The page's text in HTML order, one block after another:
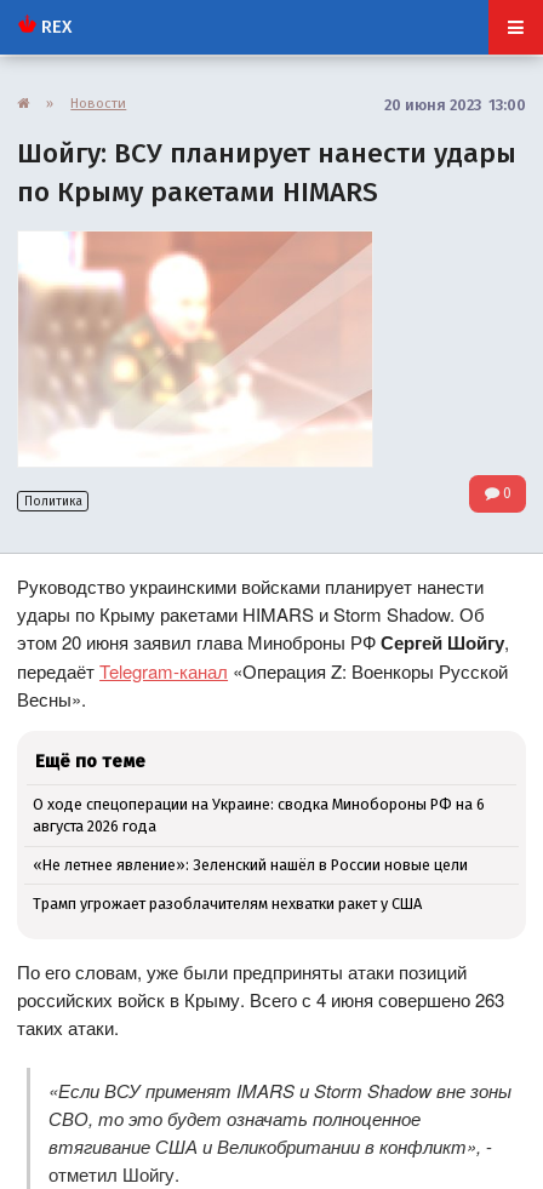
REX
» Новости 20 июня 2023 13:00
Шойгу: ВСУ планирует нанести удары
по Крыму ракетами HIMARS
Политика 0
Руководство украинскими войсками планирует нанести
удары по Крыму ракетами HIMARS и Storm Shadow. Об
этом 20 июня заявил глава Миноброны РФСергей Шойгу,
передаётTelegram-канал «Операция Z: Военкоры Русской
Весны».
Ещё по теме
О ходе спецоперации на Украине: сводка Минобороны РФ на 6
августа 2026 года
«Не летнее явление»: Зеленский нашёл в России новые цели
Трамп угрожает разоблачителям нехватки ракет у США
По его словам, уже были предприняты атаки позиций
российских войск в Крыму. Всего с 4 июня совершено 263
таких атаки.
«Если ВСУ применят IMARS и Storm Shadow вне зоны
СВО, то это будет означать полноценное
втягивание США и Великобритании в конфликт», -
отметил Шойгу.